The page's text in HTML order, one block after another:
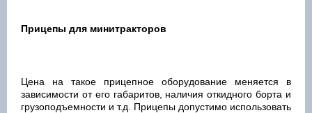
Прицепы для минитракторов
Цена на такое прицепное оборудование меняется в
зависимости от его габаритов, наличия откидного борта и
грузоподъемности и т.д. Прицепы допустимо использовать